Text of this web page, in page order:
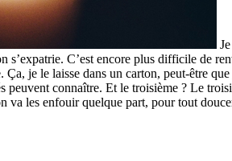
C’est encore plus difficile de
je le laisse dans un carton, peut-être
connaître. Et le troisième ? Le
les enfouir quelque part, pour tout